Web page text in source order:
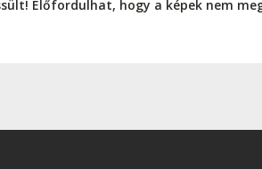
Előfordulhat, hogy a képek nem